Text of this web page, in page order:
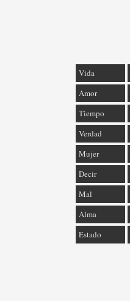
Vida
Amor
Tiempo
Verdad
Mujer
Decir
Mal
Alma
Estado